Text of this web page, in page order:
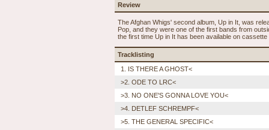
Review
The Afghan Whigs' second album, Up in It, was
Pop, and they were one of the first bands from
the first time Up in It has been available on
Tracklisting
1. IS THERE A GHOST<
>2. ODE TO LRC<
>3. NO ONE'S GONNA LOVE YOU<
>4. DETLEF SCHREMPF<
>5. THE GENERAL SPECIFIC<